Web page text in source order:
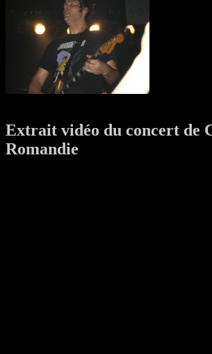
Extrait vidéo du concert de
Romandie